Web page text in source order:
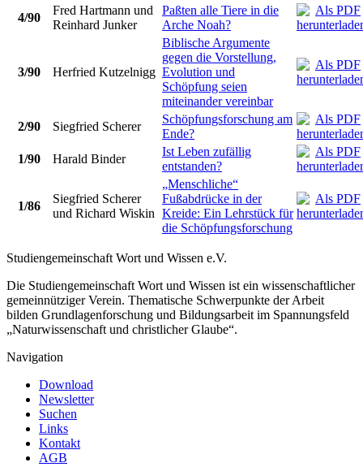
4/90
Fred Hartmann und
Reinhard Junker
Paßten alle Tiere in die
Arche Noah?
3/90 Herfried Kutzelnigg
Biblische Argumente
gegen die Vorstellung,
Evolution und
Schöpfung seien
miteinander vereinbar
2/90
Siegfried Scherer
Schöpfungsforschung am
Ende?
1/90
Harald Binder
Ist Leben zufällig
entstanden?
1/86
Siegfried Scherer
und Richard Wiskin
„Menschliche“
Fußabdrücke in der
Kreide: Ein Lehrstück für
die Schöpfungsforschung
Studiengemeinschaft Wort und Wissen e.V.
Die Studiengemeinschaft Wort und Wissen ist ein wissenschaftlicher
gemeinnütziger Verein. Thematische Schwerpunkte der Arbeit
bilden Grundlagenforschung und Bildungsarbeit im Spannungsfeld
„Naturwissenschaft und christlicher Glaube“.
Navigation
Download
Newsletter
Suchen
Links
Kontakt
AGB